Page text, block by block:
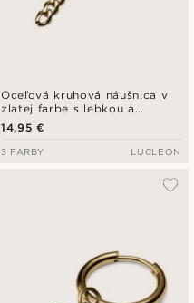
Oceľová kruhová náušnica v
zlatej farbe s lebkou a
retiazkou
14,95 €
3 FARBY LUCLEON